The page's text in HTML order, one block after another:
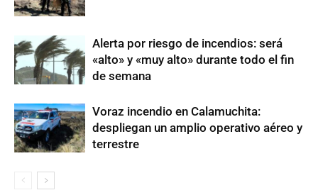
Alerta por riesgo de incendios: será
«alto» y «muy alto» durante todo el fin
de semana
Voraz incendio en Calamuchita:
despliegan un amplio operativo aéreo y
terrestre